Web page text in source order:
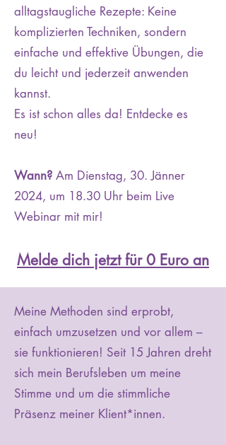
alltagstaugliche Rezepte: Keine
komplizierten Techniken, sondern
einfache und effektive Übungen, die
du leicht und jederzeit anwenden
kannst.
Es ist schon alles da! Entdecke es
neu!
Wann? Am Dienstag, 30. Jänner
2024, um 18.30 Uhr beim Live
Webinar mit mir!
Melde dich jetzt für 0 Euro an
Meine Methoden sind erprobt,
einfach umzusetzen und vor allem –
sie funktionieren! Seit 15 Jahren dreht
sich mein Berufsleben um meine
Stimme und um die stimmliche
Präsenz meiner Klient*innen.